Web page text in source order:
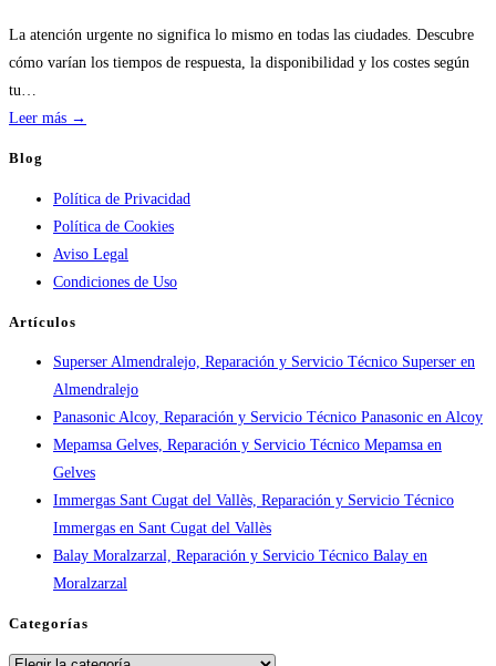
de
calderas:
La atención urgente no significa lo mismo en todas las ciudades. Descubre
cómo varían los tiempos de respuesta, la disponibilidad y los costes según
tu…
Leer más →
por
ciudad:
disponibilidad
real
en
España
Blog
Política de Privacidad
Política de Cookies
Aviso Legal
Condiciones de Uso
Artículos
Superser Almendralejo, Reparación y Servicio Técnico Superser en
Almendralejo
Panasonic Alcoy, Reparación y Servicio Técnico Panasonic en Alcoy
Mepamsa Gelves, Reparación y Servicio Técnico Mepamsa en
Gelves
Immergas Sant Cugat del Vallès, Reparación y Servicio Técnico
Immergas en Sant Cugat del Vallès
Balay Moralzarzal, Reparación y Servicio Técnico Balay en
Moralzarzal
Categorías